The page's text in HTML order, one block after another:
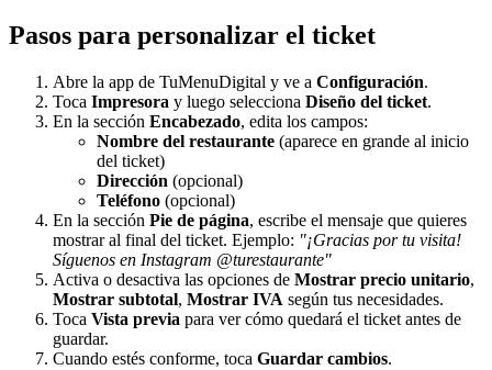
Pasos para personalizar el ticket
Abre la app de TuMenuDigital y ve a Configuración.
Toca Impresora y luego selecciona Diseño del ticket.
En la sección Encabezado, edita los campos:
Nombre del restaurante (aparece en grande al inicio
del ticket)
Dirección (opcional)
Teléfono (opcional)
En la sección Pie de página, escribe el mensaje que quieres
mostrar al final del ticket. Ejemplo: "¡Gracias por tu visita!
Síguenos en Instagram @turestaurante"
Activa o desactiva las opciones de Mostrar precio unitario,
Mostrar subtotal, Mostrar IVA según tus necesidades.
Toca Vista previa para ver cómo quedará el ticket antes de
guardar.
Cuando estés conforme, toca Guardar cambios.